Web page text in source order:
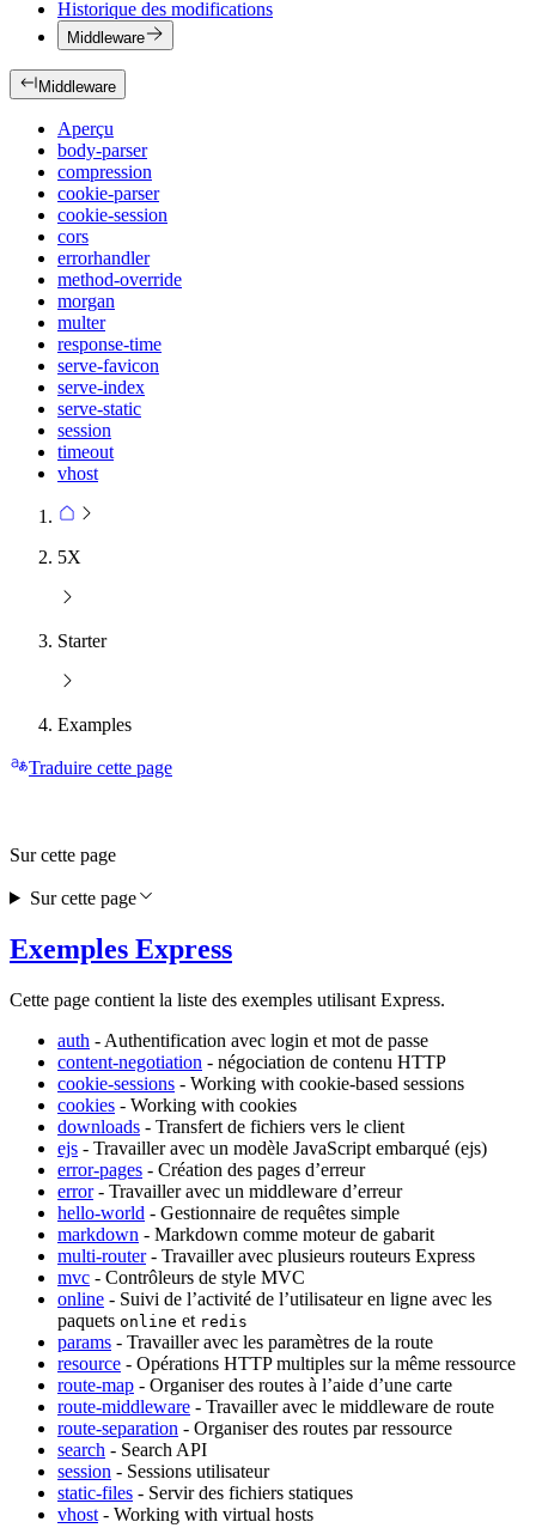
Historique des modifications
Middleware
Middleware
Aperçu
body-parser
compression
cookie-parser
cookie-session
cors
errorhandler
method-override
morgan
multer
response-time
serve-favicon
serve-index
serve-static
session
timeout
vhost
5X
Starter
Examples
Traduire cette page
Exemples Express
Cette page contient la liste des exemples utilisant Express.
auth - Authentification avec login et mot de passe
content-negotiation - négociation de contenu HTTP
cookie-sessions - Working with cookie-based sessions
cookies - Working with cookies
downloads - Transfert de fichiers vers le client
ejs - Travailler avec un modèle JavaScript embarqué (ejs)
error-pages - Création des pages d’erreur
error- Travailler avec un middleware d’erreur
hello-world - Gestionnaire de requêtes simple
markdown - Markdown comme moteur de gabarit
multi-router- Travailler avec plusieurs routeurs Express
mvc - Contrôleurs de style MVC
online - Suivi de l’activité de l’utilisateur en ligne avec les
paquets online et redis
params - Travailler avec les paramètres de la route
resource - Opérations HTTP multiples sur la même ressource
route-map - Organiser des routes à l’aide d’une carte
route-middleware - Travailler avec le middleware de route
route-separation - Organiser des routes par ressource
search - Search API
session - Sessions utilisateur
static-files - Servir des fichiers statiques
vhost - Working with virtual hosts
Sur cette page
Sur cette page